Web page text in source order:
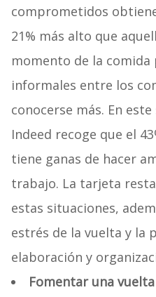
comprometidos
21% más alto que
momento de la
informales entre los
conocerse más. En
Indeed recoge que el
tiene ganas de hacer
trabajo. La tarjeta
estas situaciones,
estrés de la vuelta y la
elaboración y
Fomentar una